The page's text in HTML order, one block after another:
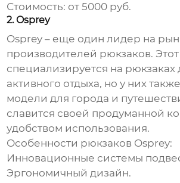
Стоимость: от 5000 руб.
2. Osprey
Osprey – еще один лидер на
производителей рюкзаков.
специализируется на рюкзаках
активного отдыха, но у них
модели для города и
славится своей продуманной
удобством использования.
Особенности рюкзаков Osprey:
Инновационные системы
Эргономичный дизайн.